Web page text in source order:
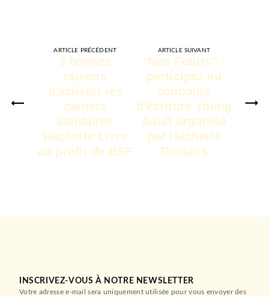
ARTICLE PRÉCÉDENT
3 bonnes
raisons
d'acheter les
carnets
solidaires
Hachette Livre
au profit de BSF
ARTICLE SUIVANT
"Nos Futurs" :
participez au
concours
d'écriture Young
Adult organisé
par Hachette
Romans
INSCRIVEZ-VOUS À NOTRE NEWSLETTER
Votre adresse e-mail sera uniquement utilisée pour vous envoyer des